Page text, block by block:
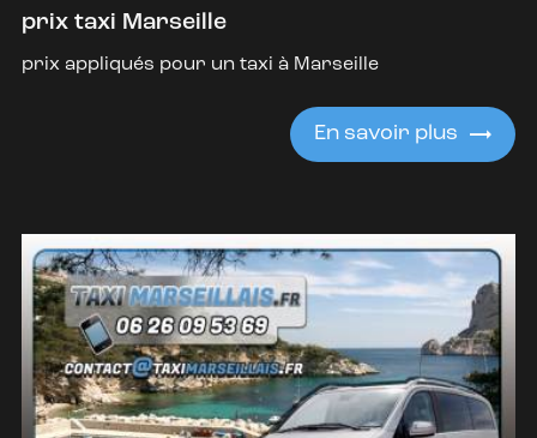
prix taxi Marseille
prix appliqués pour un taxi à Marseille
En savoir plus